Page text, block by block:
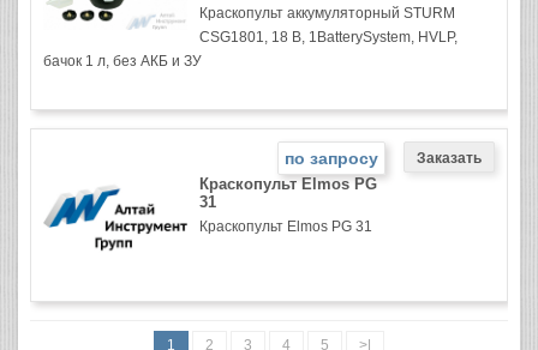
Краскопульт аккумуляторный STURM
CSG1801, 18 В, 1BatterySystem, HVLP,
бачок 1 л, без АКБ и ЗУ
по запросу
Краскопульт Elmos PG
31
Краскопульт Elmos PG 31
1 2 3 4 5
>|